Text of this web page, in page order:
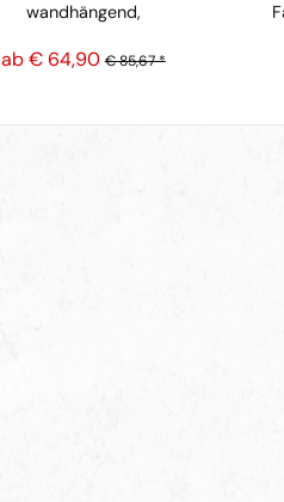
wandhängend,
ab € 64,90 € 85,67 *